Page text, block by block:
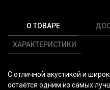
О ТОВАРЕ
ХАРАКТЕРИСТИКИ
С отличной акустикой и
остаётся одним из самых